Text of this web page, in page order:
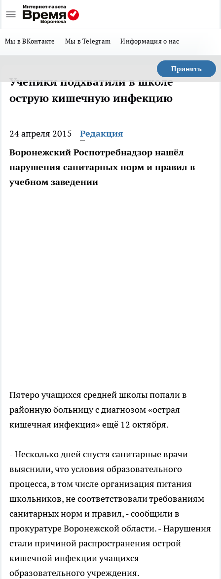
Мы в ВКонтакте Мы в Telegram Информация о нас
Принять
Ученики подхватили в школе
острую кишечную инфекцию
24 апреля 2015
Редакция
Воронежский Роспотребнадзор нашёл
нарушения санитарных норм и правил в
учебном заведении
Пятеро учащихся средней школы попали в
районную больницу с диагнозом «острая
кишечная инфекция» ещё 12 октября.
- Несколько дней спустя санитарные врачи
выяснили, что условия образовательного
процесса, в том числе организация питания
школьников, не соответствовали требованиям
санитарных норм и правил, - сообщили в
прокуратуре Воронежской области. - Нарушения
стали причиной распространения острой
кишечной инфекции учащихся
образовательного учреждения.